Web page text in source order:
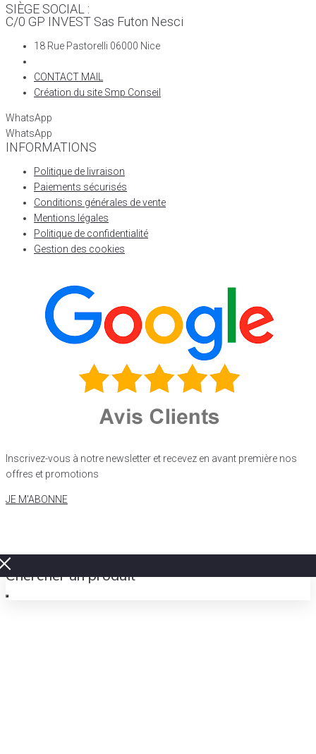
SIÈGE SOCIAL :
C/0 GP INVEST Sas Futon Nesci
18 Rue Pastorelli 06000 Nice
CONTACT MAIL
Création du site Smp Conseil
WhatsApp
WhatsApp
INFORMATIONS
Politique de livraison
Paiements sécurisés
Conditions générales de vente
Mentions légales
Politique de confidentialité
Gestion des cookies
Inscrivez-vous à notre newsletter et recevez en avant première nos
offres et promotions
JE M'ABONNE